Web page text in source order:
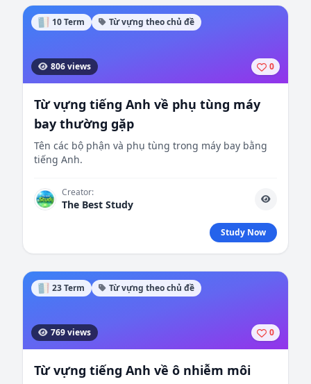
10 Term Từ vựng theo chủ đề
806 views 0
Từ vựng tiếng Anh về phụ tùng máy
bay thường gặp
Tên các bộ phận và phụ tùng trong máy bay bằng
tiếng Anh.
Creator:
The Best Study
Study Now
23 Term Từ vựng theo chủ đề
769 views 0
Từ vựng tiếng Anh về ô nhiễm môi